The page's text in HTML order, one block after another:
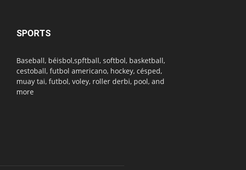
SPORTS
Baseball, béisbol,spftball, softbol, basketball,
cestoball, futbol americano, hockey, césped,
muay tai, futbol, voley, roller derbi, pool, and
more